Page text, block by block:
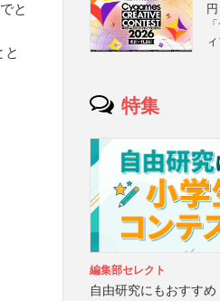
と
と
特集
編集部セレクト
自由研究にもおすす